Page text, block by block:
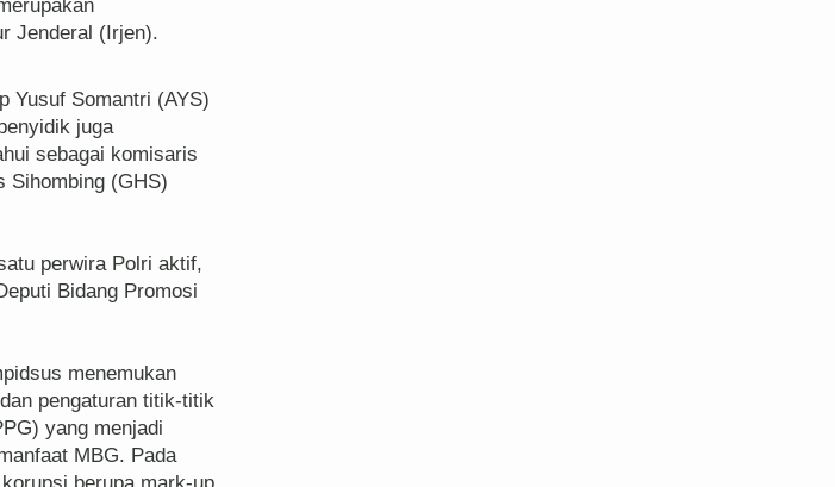
Jenderal (Irjen).
Yusuf Somantri (AYS)
juga
sebagai komisaris
Sihombing (GHS)
perwira Polri aktif,
Bidang Promosi
menemukan
pengaturan titik-titik
yang menjadi
MBG. Pada
berupa mark-up